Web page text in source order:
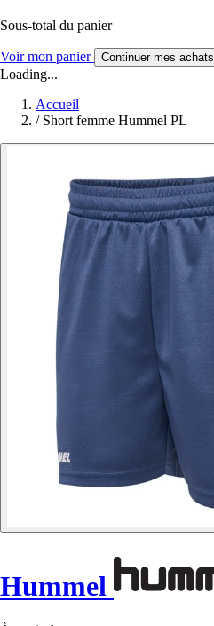
Sous-total du panier
Voir mon panier Continuer mes achats
Loading...
Accueil
/ Short femme Hummel PL
Hummel